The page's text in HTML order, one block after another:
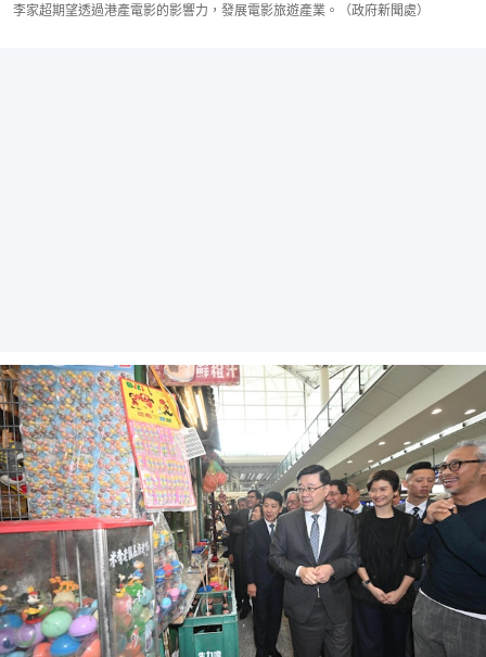
李家超期望透過港產電影的影響力，發展電影旅遊產業。（政府新聞處）